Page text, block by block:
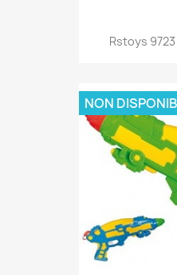

Rstoys
NON